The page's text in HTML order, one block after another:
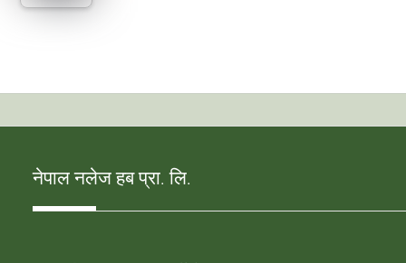
नेपाल नलेज हब प्रा. लि.